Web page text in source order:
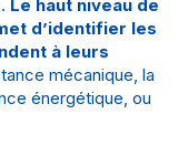
Le haut niveau de
d’identifier les
à leurs
mécanique, la
énergétique, ou